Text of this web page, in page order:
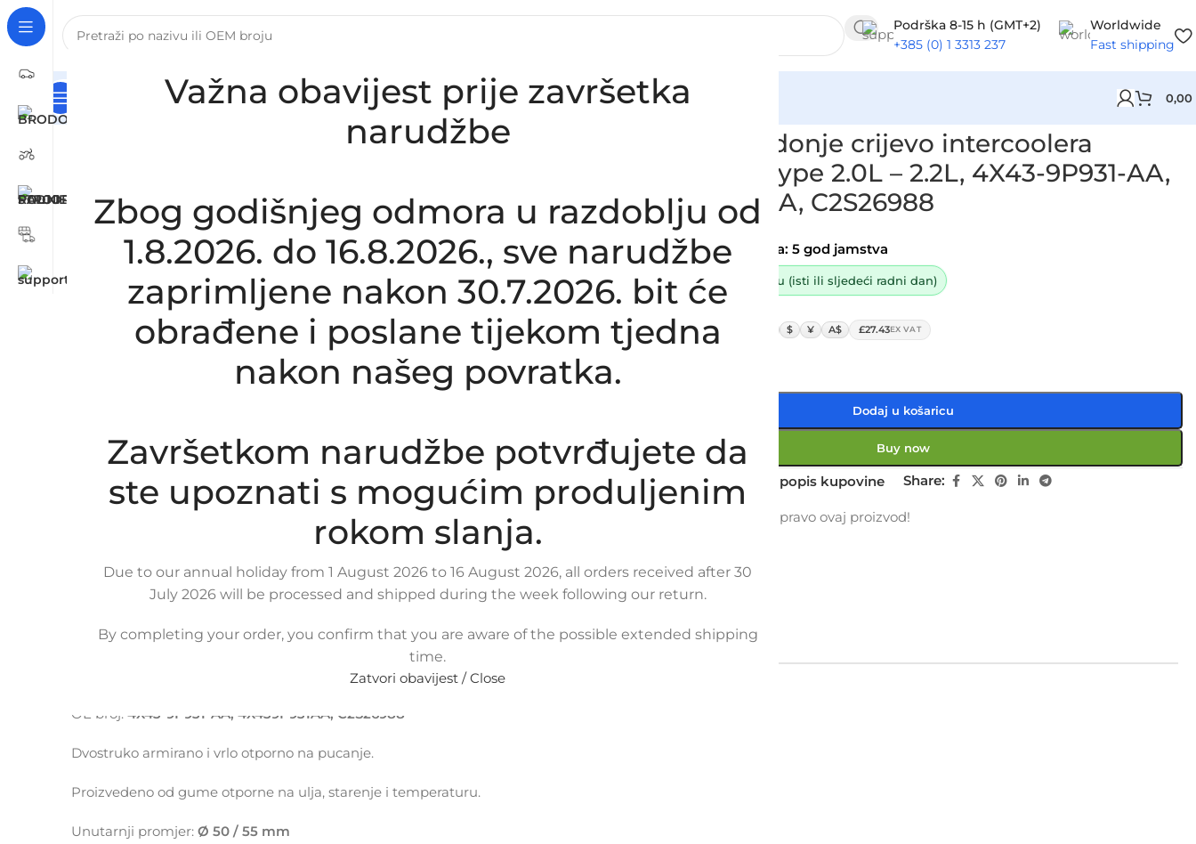
Važna obavijest prije završetka
narudžbe
Zbog godišnjeg odmora u razdoblju od
1.8.2026. do 16.8.2026., sve narudžbe
zaprimljene nakon 30.7.2026. bit će
obrađene i poslane tijekom tjedna
nakon našeg povratka.
Završetkom narudžbe potvrđujete da
ste upoznati s mogućim produljenim
rokom slanja.
Due to our annual holiday from 1 August 2026 to 16 August 2026, all orders received after 30
July 2026 will be processed and shipped during the week following our return.
By completing your order, you confirm that you are aware of the possible extended shipping
time.
Zatvori obavijest / Close
Podrška 8-15 h (GMT+2)
+385 (0) 1 3313 237
Worldwide
Fast shipping
Naslovna Za Tvrtke I Obrte – B2B Registracija 0,00
Zamjensko donje crijevo intercoolera JAGUAR X-Type 2.0L – 2.2L, 4X43-9P931-AA, 4X439P931AA, C2S26988
Click to enlarge
Zamjensko donje crijevo intercoolera
JAGUAR X-Type 2.0L – 2.2L, 4X43-9P931-AA,
4X439P931AA, C2S26988
SKU:11-1-5
Stanje:Novo |Garancija: 5 god jamstva
Dostupno uz narudžbu (isti ili sljedeći radni dan)
40,00 $ ¥ A$ £27.43EX VAT
32,00 €ex VAT
Dodaj u košaricu
Buy now
Usporedi Dodaj na popis kupovine Share:
Osoba gleda upravo ovaj proizvod!
OPIS PROIZVODAKOMPATIBILNOSTDOSTAVAPLAĆANJA POVRAT I REKLAMACIJE
Crijevo intercoolera za JAGUAR X-Type 2.0L – 2.2L, donje
OE broj: 4X43-9P931-AA, 4X439P931AA, C2S26988
Dvostruko armirano i vrlo otporno na pucanje.
Proizvedeno od gume otporne na ulja, starenje i temperaturu.
Unutarnji promjer: Ø 50 / 55 mm